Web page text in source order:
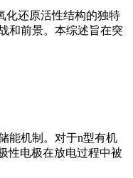
化还原活性结构的独特
和前景。本综述旨在突
能机制。对于n型有机
性电极在放电过程中被